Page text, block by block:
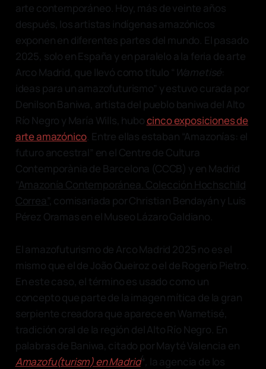
arte contemporáneo. Hoy, más de veinte años
después, los artistas indígenas amazónicos
exponen en diferentes partes del mundo. El pasado
2025, solo en España y en paralelo a la feria de arte
Arco Madrid, que llevó como título “ Wametisé:
ideas para un amazofuturismo” y estuvo curada por
Denilson Baniwa, artista del pueblo baniwa del Alto
Río Negro y María Wills, hubocinco exposiciones de
arte amazónico. Entre ellas estaban “Amazonías: el
futuro ancestral” en el Centre de Cultura
Contemporània de Barcelona (CCCB) y en Madrid
“Amazonía Contemporánea. Colección Hochschild
Correa”, comisariada por Christian Bendayán y Luis
Pérez Oramas en el Museo Lázaro Galdiano.
El amazofuturismo de Arco Madrid 2025 no es el
mismo que el de João Queiroz o el de Rogerio Pietro.
En este caso, el término es usado como un
concepto que parte de la imagen mítica de la gran
serpiente creadora que aparece en Wametisé,
tradición oral de la región del Alto Río Negro. En
palabras de Baniwa, citado por Mayté Valencia en
Amazofu(turism) en Madrid4
la agencia de los